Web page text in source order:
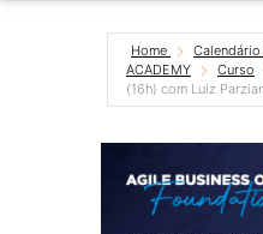
Home
ACADEMY
Curso
(16h) com Luiz